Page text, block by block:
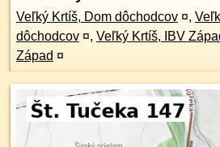
Veľký Krtíš, Dom dôchodcov ¤,
dôchodcov ¤, Veľký Krtíš, IBV
Západ ¤